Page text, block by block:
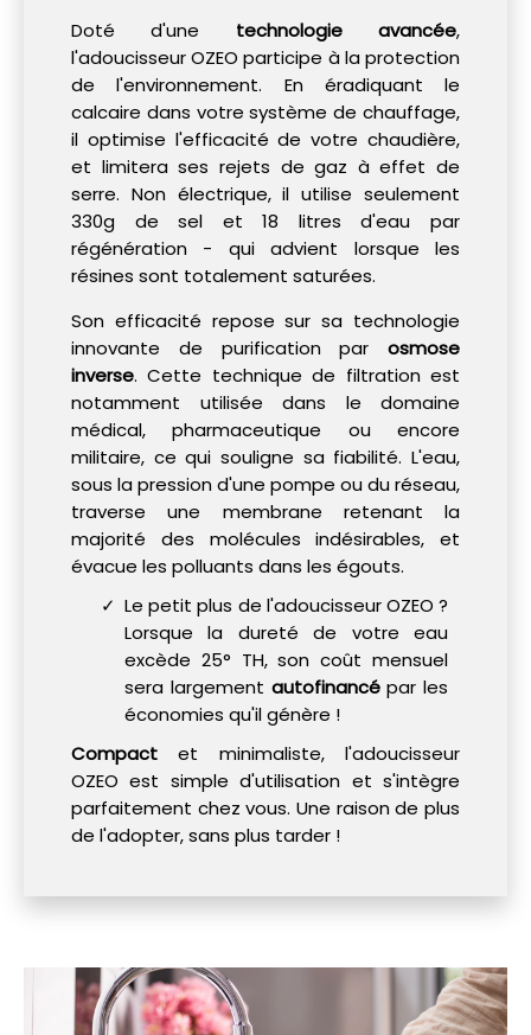
Doté d'une technologie avancée,
l'adoucisseur OZEO participe à la protection
de l'environnement. En éradiquant le
calcaire dans votre système de chauffage,
il optimise l'efficacité de votre chaudière,
et limitera ses rejets de gaz à effet de
serre. Non électrique, il utilise seulement
330g de sel et 18 litres d'eau par
régénération - qui advient lorsque les
résines sont totalement saturées.
Son efficacité repose sur sa technologie
innovante de purification par osmose
inverse. Cette technique de filtration est
notamment utilisée dans le domaine
médical, pharmaceutique ou encore
militaire, ce qui souligne sa fiabilité. L'eau,
sous la pression d'une pompe ou du réseau,
traverse une membrane retenant la
majorité des molécules indésirables, et
évacue les polluants dans les égouts.
Le petit plus de l'adoucisseur OZEO ?
Lorsque la dureté de votre eau
excède 25° TH, son coût mensuel
sera largement autofinancépar les
économies qu'il génère !
Compact et minimaliste, l'adoucisseur
OZEO est simple d'utilisation et s'intègre
parfaitement chez vous. Une raison de plus
de l'adopter, sans plus tarder !